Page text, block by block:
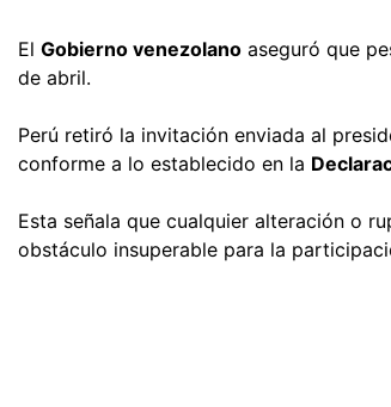
El Gobierno venezolano aseguró que
de abril.
Perú retiró la invitación enviada al
conforme a lo establecido en la
Esta señala que cualquier alteración o
obstáculo insuperable para la